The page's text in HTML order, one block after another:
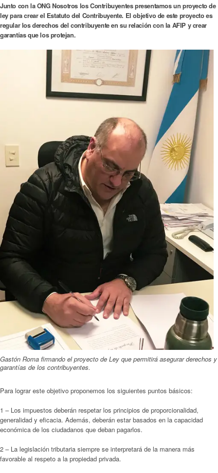
Junto con la ONG Nosotros los Contribuyentes presentamos un proyecto de
ley para crear el Estatuto del Contribuyente. El objetivo de este proyecto es
regular los derechos del contribuyente en su relación con la AFIP y crear
garantías que los protejan.
Gastón Roma firmando el proyecto de Ley que permitirá asegurar derechos y
garantías de los contribuyentes.
Para lograr este objetivo proponemos los siguientes puntos básicos:
1 – Los impuestos deberán respetar los principios de proporcionalidad,
generalidad y eficacia. Además, deberán estar basados en la capacidad
económica de los ciudadanos que deban pagarlos.
2 – La legislación tributaria siempre se interpretará de la manera más
favorable al respeto a la propiedad privada.